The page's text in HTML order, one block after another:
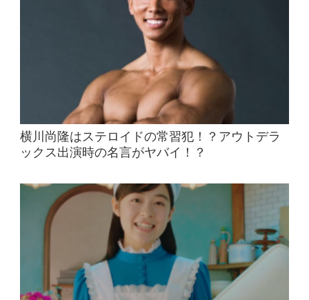
横川尚隆はステロイドの常習犯！？アウトデラ
ックス出演時の名言がヤバイ！？